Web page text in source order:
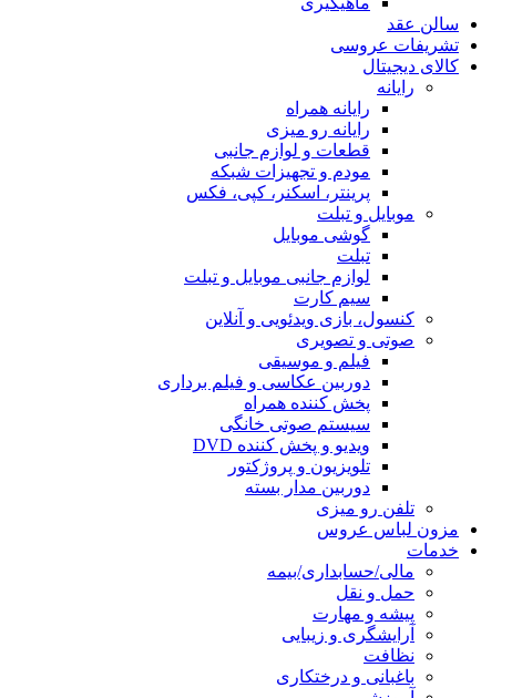
سالن عقد
تشریفات عروسی
کالای دیجیتال
رایانه
رایانه همراه
رایانه رو میزی
قطعات و لوازم جانبی
مودم و تجهیزات شبکه
پرینتر، اسکنر، کپی، فکس
موبایل و تبلت
گوشی موبایل
تبلت
لوازم جانبی موبایل و تبلت
سیم کارت
کنسول، بازی‌ ویدئویی و آنلاین
صوتی و تصویری
فیلم و موسیقی
دوربین عکاسی و فیلم برداری
پخش کننده همراه
سیستم صوتی خانگی
ویدیو و پخش کننده DVD
تلویزیون و پروژکتور
دوربین مدار بسته
تلفن رو میزی
مزون لباس عروس
خدمات
مالی/حسابداری/بیمه
حمل و نقل
پیشه و مهارت
آرایشگری و زیبایی
نظافت
باغبانی و درختکاری